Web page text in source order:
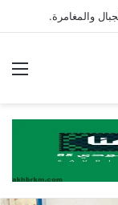
والمغامرة.